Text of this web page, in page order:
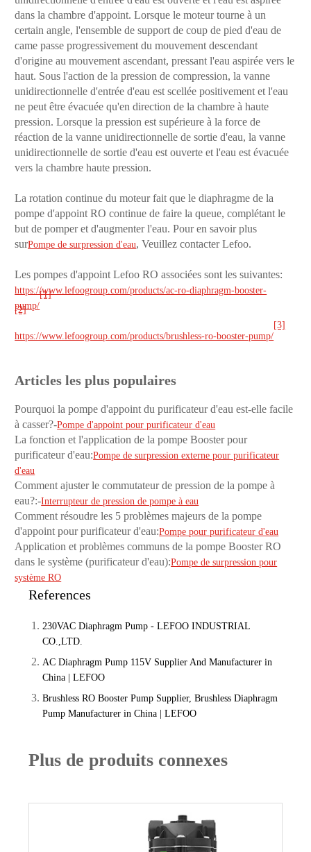
dans la chambre d'appoint. Lorsque le moteur tourne à un
certain angle, l'ensemble de support de coup de pied d'eau de
came passe progressivement du mouvement descendant
d'origine au mouvement ascendant, pressant l'eau aspirée vers le
haut. Sous l'action de la pression de compression, la vanne
unidirectionnelle d'entrée d'eau est scellée positivement et l'eau
ne peut être évacuée qu'en direction de la chambre à haute
pression. Lorsque la pression est supérieure à la force de
réaction de la vanne unidirectionnelle de sortie d'eau, la vanne
unidirectionnelle de sortie d'eau est ouverte et l'eau est évacuée
vers la chambre haute pression.
La rotation continue du moteur fait que le diaphragme de la
pompe d'appoint RO continue de faire la queue, complétant le
but de pomper et d'augmenter l'eau. Pour en savoir plus
surPompe de surpression d'eau, Veuillez contacter Lefoo.
Les pompes d'appoint Lefoo RO associées sont les suivantes:
https://www.lefoogroup.com/products/ac-ro-diaphragm-booster-
pump/
[1]
[2]
https://www.lefoogroup.com/products/brushless-ro-booster-pump/
[3]
Articles les plus populaires
Pourquoi la pompe d'appoint du purificateur d'eau est-elle facile
à casser?-Pompe d'appoint pour purificateur d'eau
La fonction et l'application de la pompe Booster pour
purificateur d'eau:Pompe de surpression externe pour purificateur
d'eau
Comment ajuster le commutateur de pression de la pompe à
eau?:-Interrupteur de pression de pompe à eau
Comment résoudre les 5 problèmes majeurs de la pompe
d'appoint pour purificateur d'eau:Pompe pour purificateur d'eau
Application et problèmes communs de la pompe Booster RO
dans le système (purificateur d'eau):Pompe de surpression pour
système RO
References
230VAC Diaphragm Pump - LEFOO INDUSTRIAL
CO.,LTD.
AC Diaphragm Pump 115V Supplier And Manufacturer in
China | LEFOO
Brushless RO Booster Pump Supplier, Brushless Diaphragm
Pump Manufacturer in China | LEFOO
Plus de produits connexes